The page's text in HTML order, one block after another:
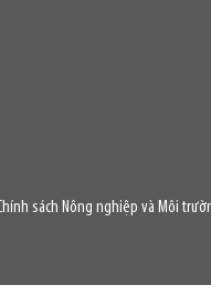
sách Nông nghiệp và Môi